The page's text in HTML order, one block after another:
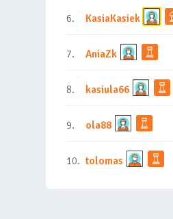
6. KasiaKasiek
7. AniaZk
8. kasiula66
9. ola88
10. tolomas